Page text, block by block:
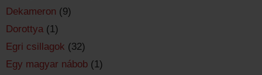
Dekameron (9)
Dorottya (1)
Egri csillagok (32)
Egy magyar nábob (1)